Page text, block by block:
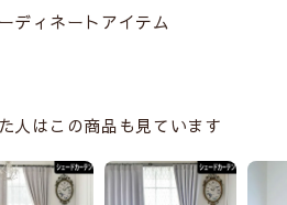
ディネートアイテム
人はこの商品も見ています